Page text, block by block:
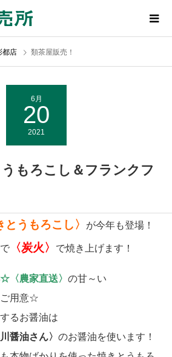
都店 類茶屋販売！
6月
20
2021
もろこし＆フランクフ
とうもろこし〉 が今年も登場！
〈炭火〉 で焼き上げます！
〈農家直送〉 の甘～い
ご用意☆
るお醤油は
川醤油さん〉 のお醤油を使います！